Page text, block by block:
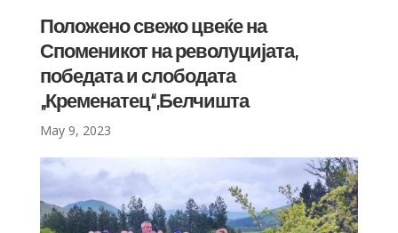
Положено свежо цвеќе на
Споменикот на револуцијата,
победата и слободата
„Кременатец“,Белчишта
May 9, 2023